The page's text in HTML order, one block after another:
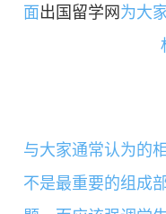
面出国留学网为大
与大家通常认为的
不是最重要的组成